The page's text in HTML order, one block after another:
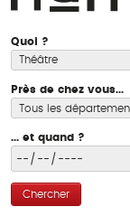
Quoi ?
Près de chez vous...
... et quand ?
Chercher